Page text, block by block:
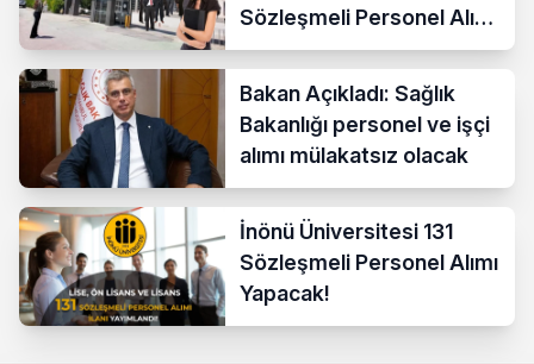
Sözleşmeli Personel Alımı
Yapacak
Bakan Açıkladı: Sağlık
Bakanlığı personel ve işçi
alımı mülakatsız olacak
İnönü Üniversitesi 131
Sözleşmeli Personel Alımı
Yapacak!